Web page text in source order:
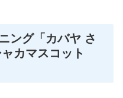
ング「カバヤ さ
カマスコット